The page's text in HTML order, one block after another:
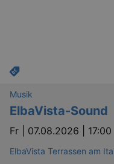
Musik
ElbaVista-Sound
Fr | 07.08.2026 | 17:00
ElbaVista Terrassen am